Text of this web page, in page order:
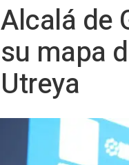
Alcalá de
su mapa
Utreya